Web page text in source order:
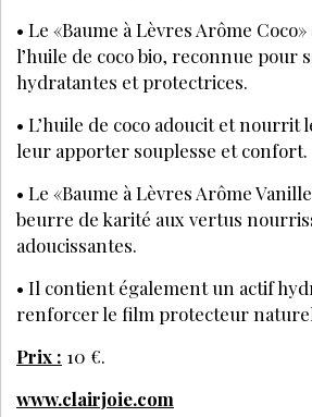
• Le «Baume à Lèvres Arôme
l’huile de coco bio, reconnue pour
hydratantes et protectrices.
• L’huile de coco adoucit et nourrit
leur apporter souplesse et confort.
• Le «Baume à Lèvres Arôme
beurre de karité aux vertus
adoucissantes.
• Il contient également un actif
renforcer le film protecteur
Prix : 10 €.
www.clairjoie.com